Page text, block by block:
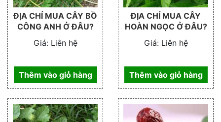
ĐỊA CHỈ MUA CÂY BỒ
CÔNG ANH Ở ĐÂU?
Giá:Liên hệ
Thêm vào giỏ hàng
ĐỊA CHỈ MUA CÂY
HOÀN NGỌC Ở ĐÂU?
Giá:Liên hệ
Thêm vào giỏ hàng